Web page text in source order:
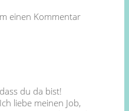
einen Kommentar
du da bist!
liebe meinen Job,